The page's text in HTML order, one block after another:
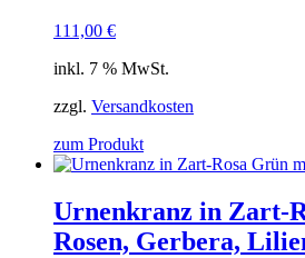
111,00 €
inkl. 7 % MwSt.
zzgl. Versandkosten
zum Produkt
Urnenkranz in Zart-
Rosen, Gerbera,